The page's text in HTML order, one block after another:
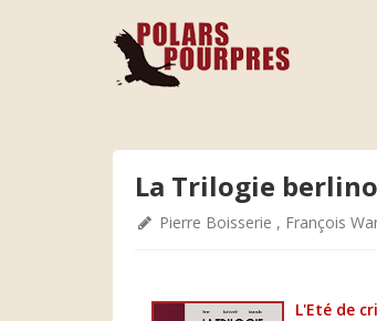
La Trilogie
Pierre Boisserie , François
L'Eté de